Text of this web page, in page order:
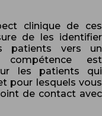
clinique de ces
de les identifier
patients vers un
compétence est
les patients qui
pour lesquels vous
de contact avec